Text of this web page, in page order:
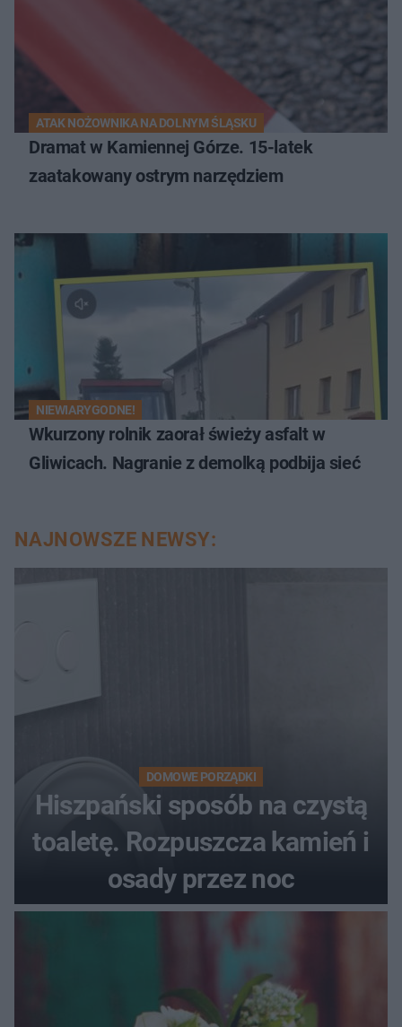
ATAK NOŻOWNIKA NA DOLNYM ŚLĄSKU
Dramat w Kamiennej Górze. 15-latek
zaatakowany ostrym narzędziem
NIEWIARYGODNE!
Wkurzony rolnik zaorał świeży asfalt w
Gliwicach. Nagranie z demolką podbija sieć
NAJNOWSZE NEWSY:
DOMOWE PORZĄDKI
Hiszpański sposób na czystą
toaletę. Rozpuszcza kamień i
osady przez noc